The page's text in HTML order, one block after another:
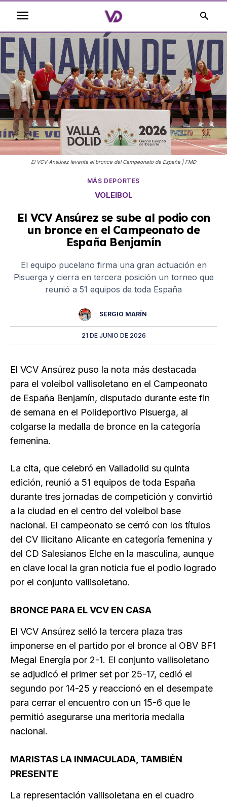
El VCV Ansúrez levanta el bronce del Campeonato de España | FMD
MÁS DEPORTES
VOLEIBOL
El VCV Ansúrez se sube al podio con
un bronce en el Campeonato de
España Benjamín
El equipo pucelano firma una gran actuación en
Pisuerga y cierra en tercera posición un torneo que
reunió a 51 equipos de toda España
SERGIO MARÍN
21 DE JUNIO DE 2026
El VCV Ansúrez puso la nota más destacada
para el voleibol vallisoletano en el Campeonato
de España Benjamín, disputado durante este fin
de semana en el Polideportivo Pisuerga, al
colgarse la medalla de bronce en la categoría
femenina.
La cita, que celebró en Valladolid su quinta
edición, reunió a 51 equipos de toda España
durante tres jornadas de competición y convirtió
a la ciudad en el centro del voleibol base
nacional. El campeonato se cerró con los títulos
del CV Ilicitano Alicante en categoría femenina y
del CD Salesianos Elche en la masculina, aunque
en clave local la gran noticia fue el podio logrado
por el conjunto vallisoletano.
BRONCE PARA EL VCV EN CASA
El VCV Ansúrez selló la tercera plaza tras
imponerse en el partido por el bronce al OBV BF1
Megal Energía por 2-1. El conjunto vallisoletano
se adjudicó el primer set por 25-17, cedió el
segundo por 14-25 y reaccionó en el desempate
para cerrar el encuentro con un 15-6 que le
permitió asegurarse una meritoria medalla
nacional.
MARISTAS LA INMACULADA, TAMBIÉN
PRESENTE
La representación vallisoletana en el cuadro